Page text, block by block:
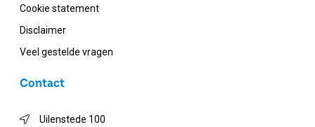
Cookie statement
Disclaimer
Veel gestelde vragen
Contact
Uilenstede 100